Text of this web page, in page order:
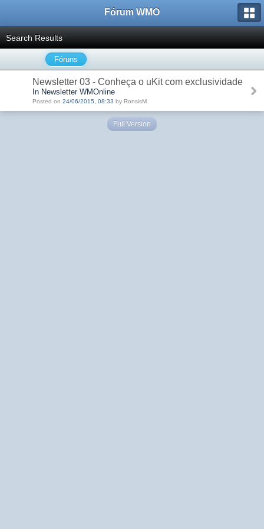
Fórum WMO
Search Results
Fóruns
Newsletter 03 - Conheça o uKit com exclusividade
In Newsletter WMOnline
Posted on 24/06/2015, 08:33 by RonsisM
Full Version